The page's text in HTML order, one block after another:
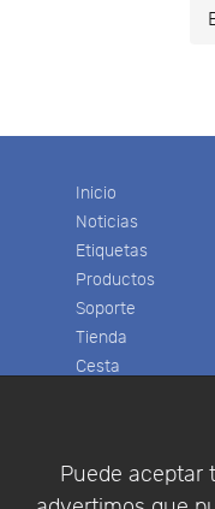
Puede aceptar
Inicio
Noticias
Etiquetas
Productos
Soporte
Tienda
Cesta